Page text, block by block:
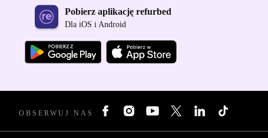
Pobierz aplikację refurbed
Dla iOS i Android
OBSERWUJ NAS